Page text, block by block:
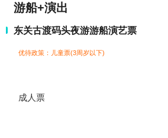
游船+演出
东关古渡码头夜游游船演艺票
优待政策：儿童票(3周岁以下)
成人票